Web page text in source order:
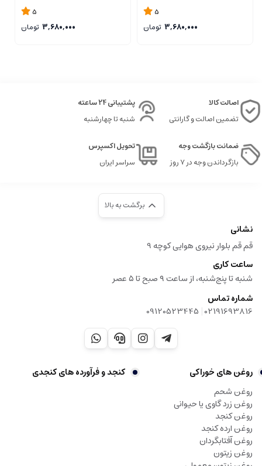
و شیرین بسته بندی پاکت 2005
3,680,000 تومان
لیموگراس بسته بندی پاکت
5
3,680,000 تومان
اصالت کالا
تضمین اصالت و گارانتی
پشتیبانی 24 ساعته
شنبه تا چهارشنبه
ضمانت بازگشت وجه
بازگرداندن وجه در ۷ روز
تحویل اکسپرس
سراسر ایران
برگشت به بالا
نشانی
قم قم بلوار نیروی هوایی کوچه 9
ساعت کاری
شنبه تا پنج‌شنبه، از ساعت ۹ صبح تا ۵ عصر
شماره تماس
02191693816
|
09120523445
روغن های خوراکی
روغن شحم
روغن زرد گاوی یا حیوانی
روغن کنجد
روغن ارده کنجد
روغن آفتابگردان
روغن زیتون
کنجد و فرآورده های کنجدی